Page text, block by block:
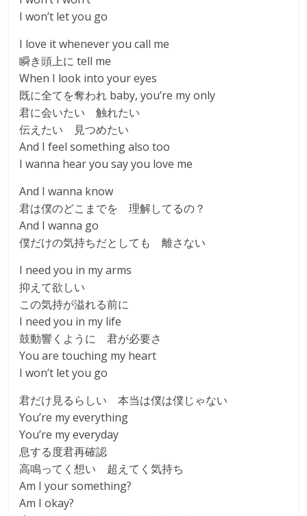
I won’t let you go
I love it whenever you call me
瞬き頭上に tell me
When I look into your eyes
既に全てを奪われ baby, you’re my only
君に会いたい 触れたい
伝えたい 見つめたい
And I feel something also too
I wanna hear you say you love me
And I wanna know
君は僕のどこまでを 理解してるの？
And I wanna go
僕だけの気持ちだとしても 離さない
I need you in my arms
抑えて欲しい
この気持が溢れる前に
I need you in my life
鼓動響くように 君が必要さ
You are touching my heart
I won’t let you go
君だけ見るらしい 本当は僕は僕じゃない
You’re my everything
You’re my everyday
息する度君再確認
高鳴ってく想い 超えてく気持ち
Am I your something?
Am I okay?